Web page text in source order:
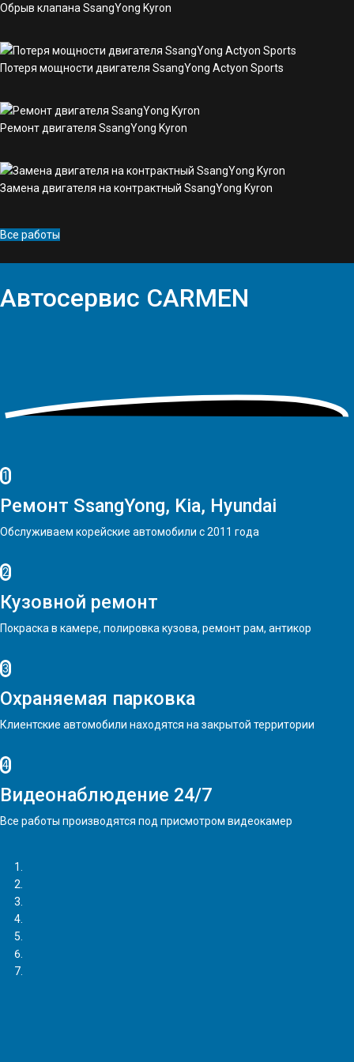
Обрыв клапана SsangYong Kyron
Потеря мощности двигателя SsangYong Actyon Sports
Ремонт двигателя SsangYong Kyron
Замена двигателя на контрактный SsangYong Kyron
Все работы
Автосервис CARMEN
1
Ремонт SsangYong, Kia, Hyundai
Обслуживаем корейские автомобили с 2011 года
2
Кузовной ремонт
Покраска в камере, полировка кузова, ремонт рам, антикор
3
Охраняемая парковка
Клиентские автомобили находятся на закрытой территории
4
Видеонаблюдение 24/7
Все работы производятся под присмотром видеокамер